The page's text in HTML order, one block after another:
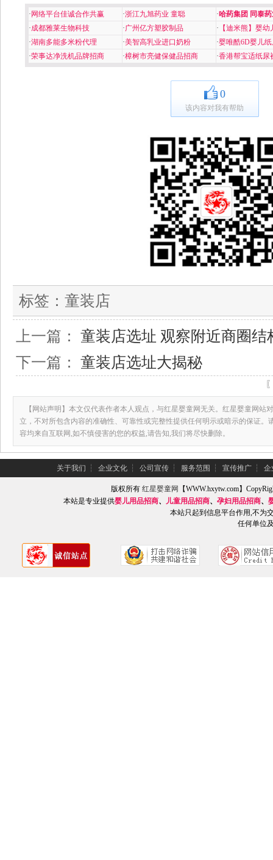
· 网络平台佳诚合作共赢 ·浙江九旭药业 童聪 ·哈药集团 同泰
·成都雅莱生物科技 ·广州亿方塑胶制品 · 【迪米熊】婴幼
·湖南多能多米粉代理 ·美智高乳业进口奶粉 ·婴唯酷6D婴儿
·荣事达净洗机品牌招商 ·樟树市亮健保健品招商 ·香港帮宝适纸尿
0
该内容对我有帮助
标签： 童装店
上一篇： 童装店选址 观察附近商圈结
下一篇： 童装店选址大揭秘
【网站声明】本文仅代表作者本人观点，与红星婴童网无关。红星婴童网站
立，不对所包含内容的准确性、可靠性或完整性提供任何明示或暗示的保证。
容均来自互联网,如不慎侵害的您的权益,请告知,我们将尽快删除。
关于我们 ┆ 企业文化 ┆ 公司宣传 ┆ 服务范围 ┆ 宣传推广 ┆ 企
版权所有红星婴童网
【WWW.hxytw.com】
本站是专业提供婴儿用品招商、 儿童用品招商、 孕妇用品招商、
本站只起到信息平台作用,不为
任何单位